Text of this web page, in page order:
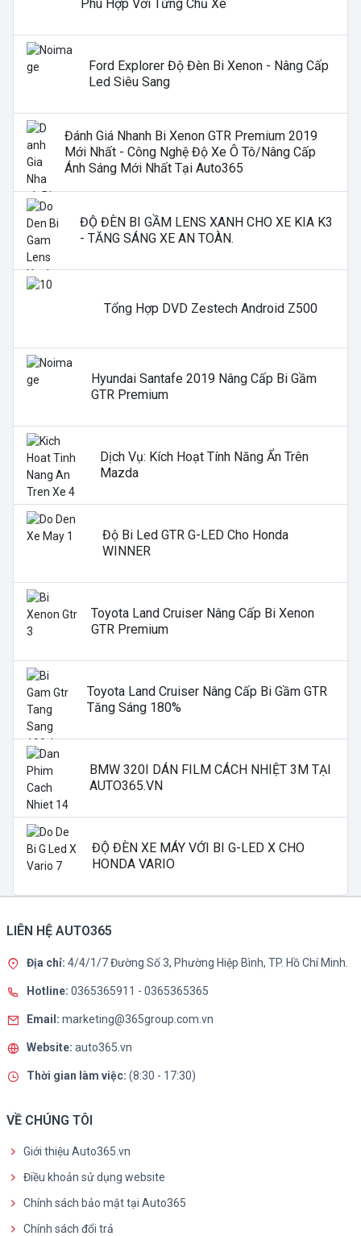
Phù Hợp Với Từng Chủ Xe
Ford Explorer Độ Đèn Bi Xenon - Nâng Cấp
Led Siêu Sang
Đánh Giá Nhanh Bi Xenon GTR Premium 2019
Mới Nhất - Công Nghệ Độ Xe Ô Tô/nâng Cấp
Ánh Sáng Mới Nhất Tại Auto365
ĐỘ ĐÈN BI GẦM LENS XANH CHO XE KIA K3
- TĂNG SÁNG XE AN TOÀN.
Tổng Hợp DVD Zestech Android Z500
Hyundai Santafe 2019 Nâng Cấp Bi Gầm
GTR Premium
Dịch Vụ: Kích Hoạt Tính Năng Ẩn Trên
Mazda
Độ Bi Led GTR G-LED Cho Honda
WINNER
Toyota Land Cruiser Nâng Cấp Bi Xenon
GTR Premium
Toyota Land Cruiser Nâng Cấp Bi Gầm GTR
Tăng Sáng 180%
BMW 320I DÁN FILM CÁCH NHIỆT 3M TẠI
AUTO365.VN
ĐỘ ĐÈN XE MÁY VỚI BI G-LED X CHO
HONDA VARIO
LIÊN HỆ AUTO365
Địa chỉ: 4/4/1/7 Đường Số 3, Phường Hiệp Bình, TP. Hồ Chí Minh.
Hotline: 0365365911 - 0365365365
Email: marketing@365group.com.vn
Website: auto365.vn
Thời gian làm việc: (8:30 - 17:30)
VỀ CHÚNG TÔI
Giới thiệu Auto365.vn
Điều khoản sử dụng website
Chính sách bảo mật tại Auto365
Chính sách đổi trả